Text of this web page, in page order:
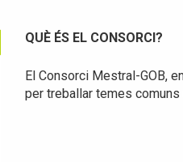
QUÈ ÉS EL CONSORCI?
El Consorci Mestral-GOB,
per treballar temes